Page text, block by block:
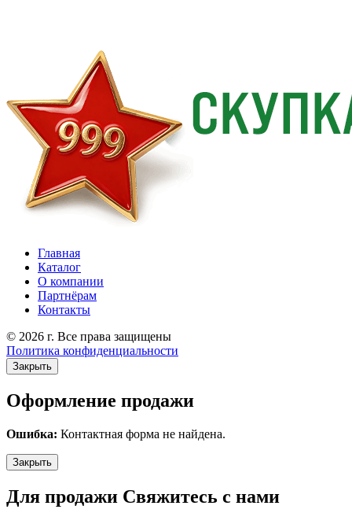
Главная
Каталог
О компании
Партнёрам
Контакты
© 2026 г. Все права защищены
Политика конфиденциальности
Закрыть
Оформление продажи
Ошибка: Контактная форма не найдена.
Закрыть
Для продажи Свяжитесь с нами